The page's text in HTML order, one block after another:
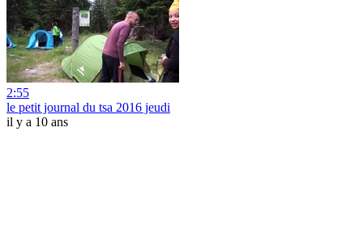
2:55
le petit journal du tsa 2016 jeudi
il y a 10 ans